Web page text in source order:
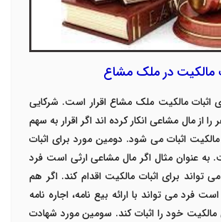
مالکیت در ملک مشاع
اثبات مالکیت ملک مشاع اقرار است. شرکایی
از مال مشاعی انکار کرده اند اگر اقرار به سهم
مالکیت اثبات می شود. دومین مورد برای اثبات
عنوان مثال اگر مال مشاعی ارثی است فرد
می تواند برای اثبات مالکیت اقدام کند. اگر هم
فرد می تواند با ارائه بیع نامه، اجاره نامه
خود را اثبات کند. سومین مورد شهادت